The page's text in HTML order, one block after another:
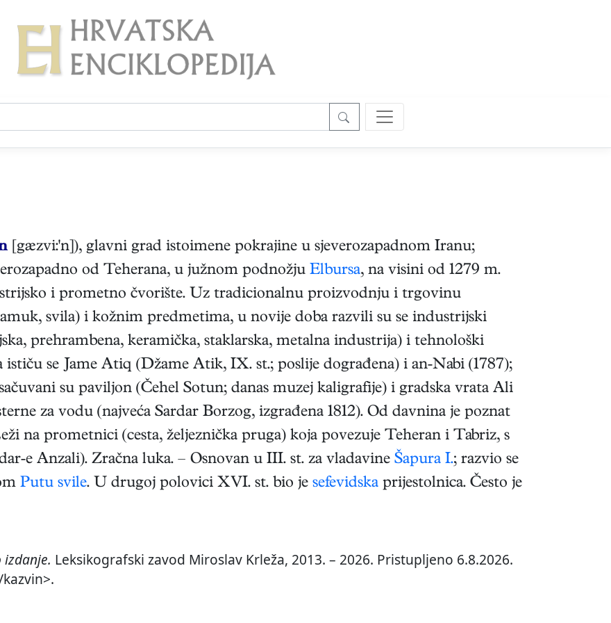
[gæzvi:'n]), glavni grad istoimene pokrajine u sjeverozapadnom Iranu;
od Teherana, u južnom podnožju Elbursa, na visini od 1279 m.
i prometno čvorište. Uz tradicionalnu proizvodnju i trgovinu
svila) i kožnim predmetima, u novije doba razvili su se industrijski
prehrambena, keramička, staklarska, metalna industrija) i tehnološki
se Jame Atiq (Džame Atik, IX. st.; poslije dograđena) i an-Nabi (1787);
su paviljon (Čehel Sotun; danas muzej kaligrafije) i gradska vrata Ali
za vodu (najveća Sardar Borzog, izgrađena 1812). Od davnina je poznat
na prometnici (cesta, željeznička pruga) koja povezuje Teheran i Tabriz, s
e Anzali). Zračna luka. – Osnovan u III. st. za vladavine Šapura I.; razvio se
Putu svile. U drugoj polovici XVI. st. bio je sefevidska prijestolnica. Često je
Leksikografski zavod Miroslav Krleža, 2013. – 2026. Pristupljeno 6.8.2026.